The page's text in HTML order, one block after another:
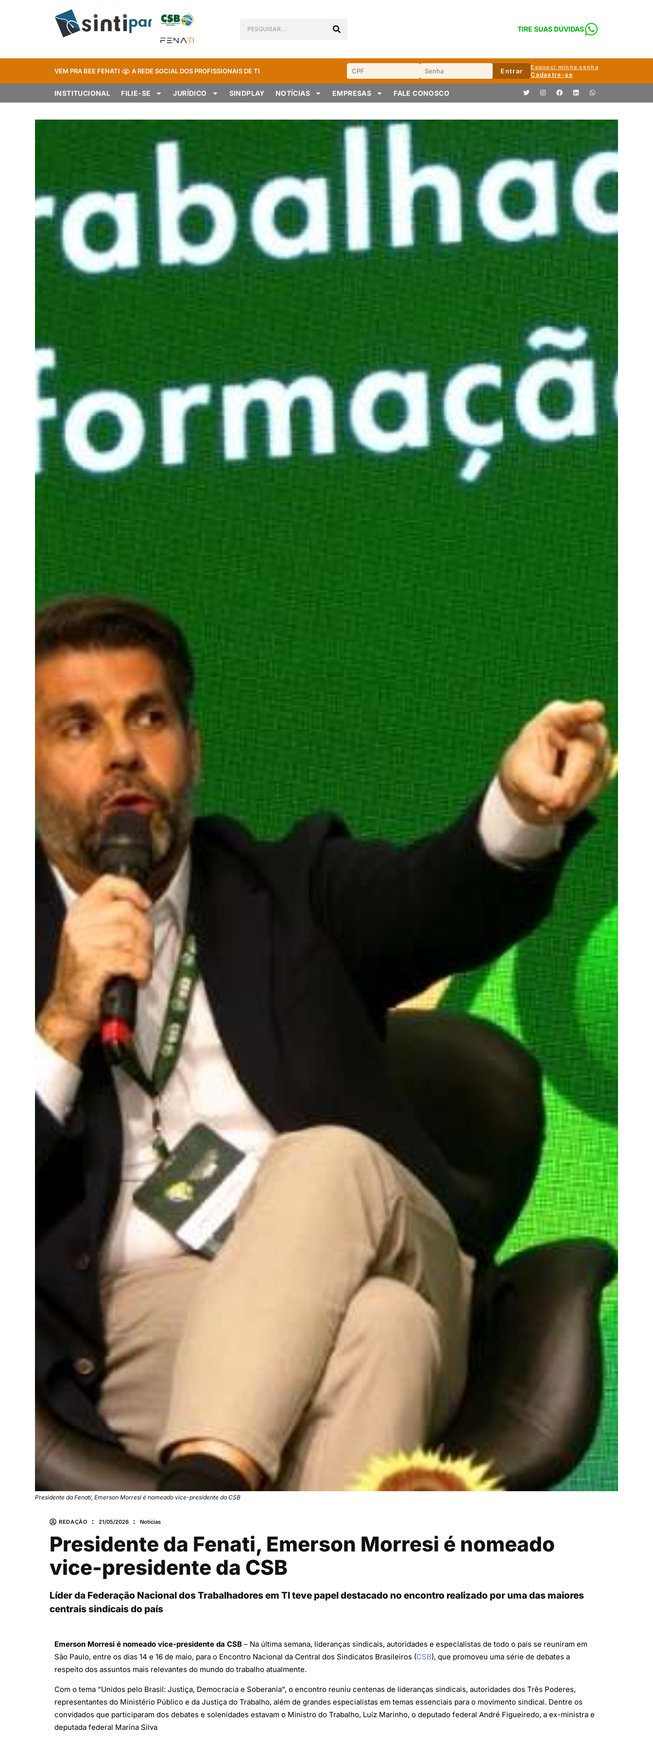
TIRE SUAS DÚVIDAS
VEM PRA BEE FENATI A REDE SOCIAL DOS PROFISSIONAIS DE TI Entrar Esqueci minha senha
Cadastre-se
INSTITUCIONAL FILIE-SE JURÍDICO SINDPLAY NOTÍCIAS EMPRESAS FALE CONOSCO
Presidente da Fenati, Emerson Morresi é nomeado vice-presidente da CSB
REDAÇÃO 21/05/2026 Notícias
Presidente da Fenati, Emerson Morresi é nomeado
vice-presidente da CSB
Líder da Federação Nacional dos Trabalhadores em TI teve papel destacado no encontro realizado por uma das maiores
centrais sindicais do país
Emerson Morresi é nomeado vice-presidente da CSB – Na última semana, lideranças sindicais, autoridades e especialistas de todo o país se reuniram em
São Paulo, entre os dias 14 e 16 de maio, para o Encontro Nacional da Central dos Sindicatos Brasileiros (CSB), que promoveu uma série de debates a
respeito dos assuntos mais relevantes do mundo do trabalho atualmente.
Com o tema “Unidos pelo Brasil: Justiça, Democracia e Soberania”, o encontro reuniu centenas de lideranças sindicais, autoridades dos Três Poderes,
representantes do Ministério Público e da Justiça do Trabalho, além de grandes especialistas em temas essenciais para o movimento sindical. Dentre os
convidados que participaram dos debates e solenidades estavam o Ministro do Trabalho, Luiz Marinho, o deputado federal André Figueiredo, a ex-ministra e
deputada federal Marina Silva